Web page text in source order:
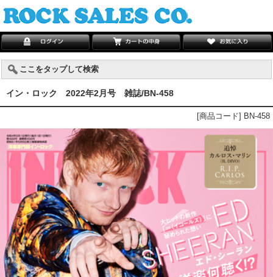
ここをタップして検索
イン・ロック 2022年2月号 雑誌/BN-458
[商品コード] BN-458